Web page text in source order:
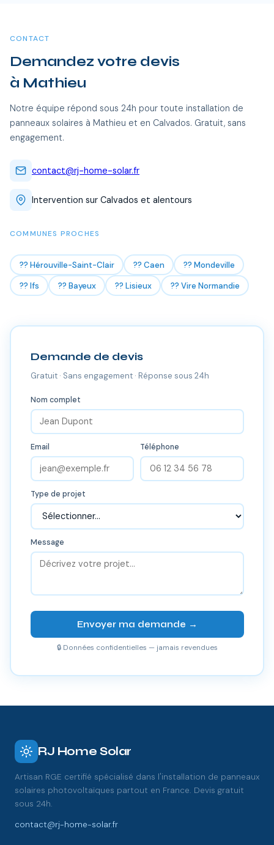
CONTACT
Demandez votre devis
à Mathieu
Notre équipe répond sous 24h pour toute installation de
panneaux solaires à Mathieu et en Calvados. Gratuit, sans
engagement.
contact@rj-home-solar.fr
Intervention sur Calvados et alentours
COMMUNES PROCHES
?? Hérouville-Saint-Clair ?? Caen
?? Mondeville
?? Ifs
?? Bayeux ?? Lisieux ?? Vire Normandie
Demande de devis
Gratuit · Sans engagement · Réponse sous 24h
Nom complet
Email Téléphone
Type de projet
Message
Envoyer ma demande →
🔒 Données confidentielles — jamais revendues
RJ Home Solar
Artisan RGE certifié spécialisé dans l'installation de panneaux
solaires photovoltaïques partout en France. Devis gratuit
sous 24h.
contact@rj-home-solar.fr